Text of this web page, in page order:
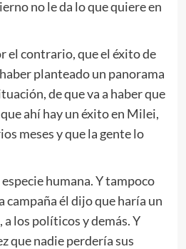
no le da lo que quiere en
el contrario, que el éxito de
planteado un panorama
de que va a haber que
ahí hay un éxito en Milei,
meses y que la gente lo
humana. Y tampoco
campaña él dijo que haría un
a los políticos y demás. Y
que nadie perdería sus